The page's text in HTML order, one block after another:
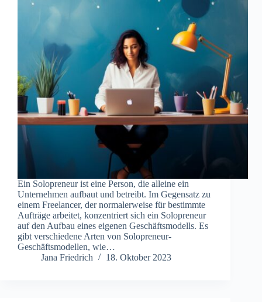
Ein Solopreneur ist eine Person, die alleine ein
Unternehmen aufbaut und betreibt. Im Gegensatz zu
einem Freelancer, der normalerweise für bestimmte
Aufträge arbeitet, konzentriert sich ein Solopreneur
auf den Aufbau eines eigenen Geschäftsmodells. Es
gibt verschiedene Arten von Solopreneur-
Geschäftsmodellen, wie…
Jana Friedrich
18. Oktober 2023